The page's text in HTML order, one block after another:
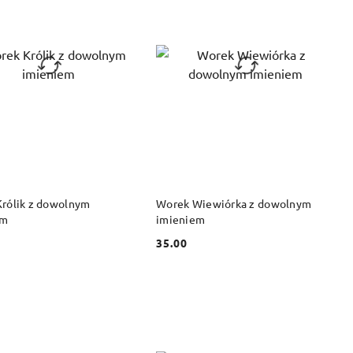
z dowolnym
DO KOSZYKA
Worek Wiewiórka z dowolnym
imieniem
Cena:
35.00
DO KOSZYKA